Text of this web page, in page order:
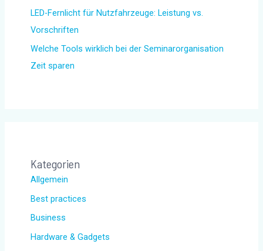
LED-Fernlicht für Nutzfahrzeuge: Leistung vs.
Vorschriften
Welche Tools wirklich bei der Seminarorganisation
Zeit sparen
Kategorien
Allgemein
Best practices
Business
Hardware & Gadgets